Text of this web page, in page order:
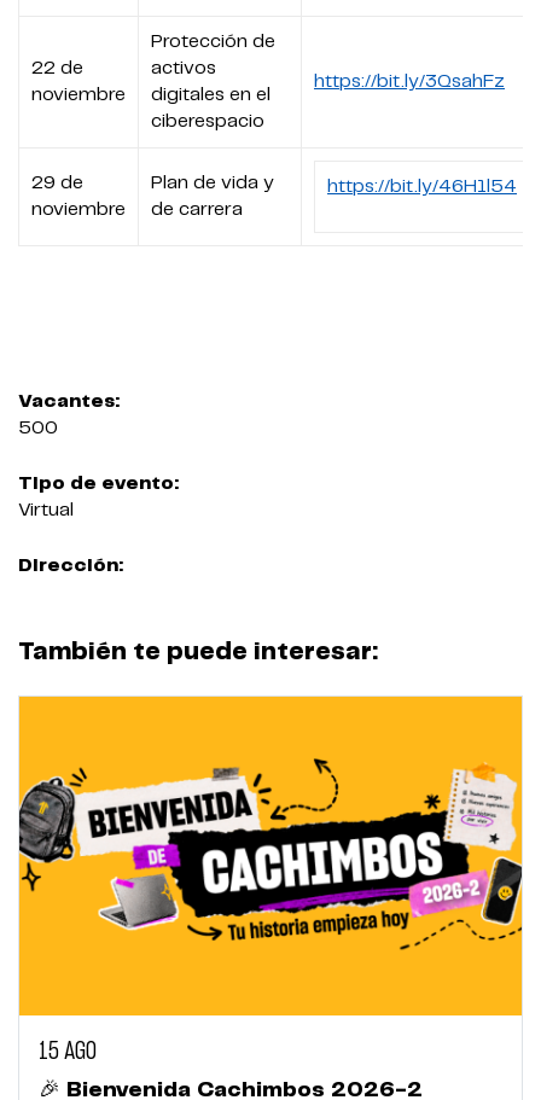
22 de
noviembre
Protección de
activos
digitales en el
ciberespacio
https://bit.ly/3QsahFz
29 de
noviembre
Plan de vida y
de carrera
https://bit.ly/46H1l54
Vacantes:
500
Tipo de evento:
Virtual
Dirección:
También te puede interesar:
15 AGO
🎉 Bienvenida Cachimbos 2026-2